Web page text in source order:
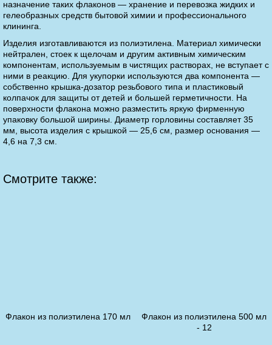
назначение таких флаконов — хранение и перевозка жидких и
гелеобразных средств бытовой химии и профессионального
клининга.
Изделия изготавливаются из полиэтилена. Материал химически
нейтрален, стоек к щелочам и другим активным химическим
компонентам, используемым в чистящих растворах, не вступает с
ними в реакцию. Для укупорки используются два компонента —
собственно крышка-дозатор резьбового типа и пластиковый
колпачок для защиты от детей и большей герметичности. На
поверхности флакона можно разместить яркую фирменную
упаковку большой ширины. Диаметр горловины составляет 35
мм, высота изделия с крышкой — 25,6 см, размер основания —
4,6 на 7,3 см.
Смотрите также:
Флакон из полиэтилена 170 мл
Флакон из полиэтилена 500 мл
- 12